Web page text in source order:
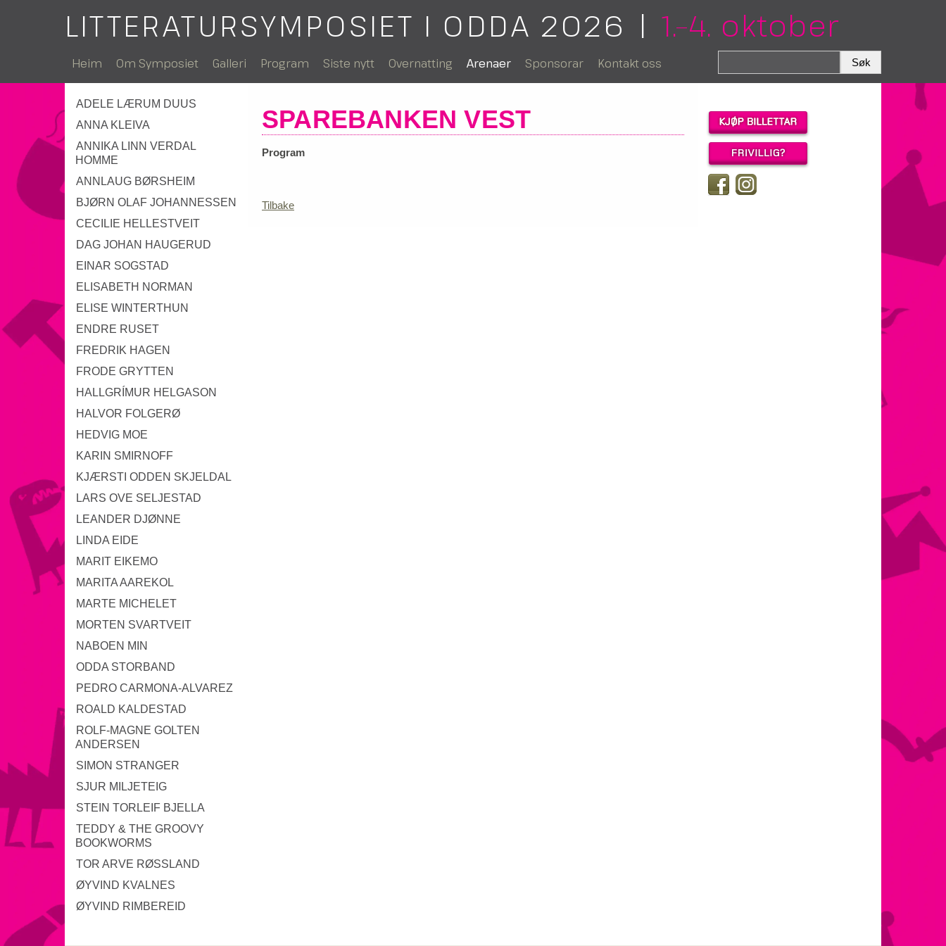
LITTERATURSYMPOSIET I ODDA 2026 | 1.–4. oktober
Heim Om Symposiet Galleri Program Siste nytt Overnatting Arenaer Sponsorar Kontakt oss
ADELE LÆRUM DUUS
ANNA KLEIVA
ANNIKA LINN VERDAL
HOMME
ANNLAUG BØRSHEIM
BJØRN OLAF JOHANNESSEN
CECILIE HELLESTVEIT
DAG JOHAN HAUGERUD
EINAR SOGSTAD
ELISABETH NORMAN
ELISE WINTERTHUN
ENDRE RUSET
FREDRIK HAGEN
FRODE GRYTTEN
HALLGRÍMUR HELGASON
HALVOR FOLGERØ
HEDVIG MOE
KARIN SMIRNOFF
KJÆRSTI ODDEN SKJELDAL
LARS OVE SELJESTAD
LEANDER DJØNNE
LINDA EIDE
MARIT EIKEMO
MARITA AAREKOL
MARTE MICHELET
MORTEN SVARTVEIT
NABOEN MIN
ODDA STORBAND
PEDRO CARMONA-ALVAREZ
ROALD KALDESTAD
ROLF-MAGNE GOLTEN
ANDERSEN
SIMON STRANGER
SJUR MILJETEIG
STEIN TORLEIF BJELLA
TEDDY & THE GROOVY
BOOKWORMS
TOR ARVE RØSSLAND
ØYVIND KVALNES
ØYVIND RIMBEREID
SPAREBANKEN VEST
Program
Tilbake